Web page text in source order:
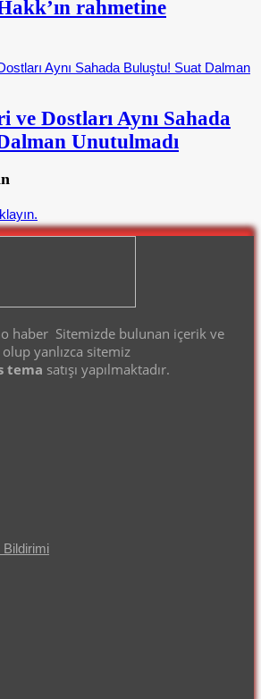
rahmetine
ve Dostları Aynı Sahada
Unutulmadı
haber Sitemizde bulunan içerik ve
yanlızca sitemiz
tema satışı yapılmaktadır.
Bildirimi